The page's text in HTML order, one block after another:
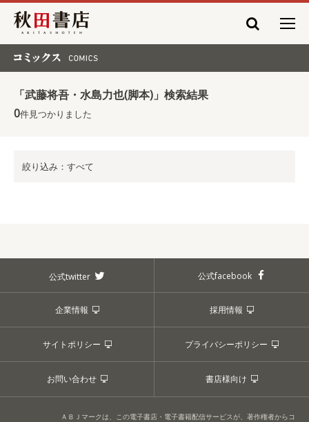
秋田書店
「武藤将吾・水島力也(脚本)」検索結果
0件見つかりました
絞り込み：すべて
公式twitter 公式facebook
企業情報 採用情報
サイトポリシー プライバシーポリシー
お問い合わせ 書店様向け
ＡＢＪマークは、この電子書店・電子書籍配信サービスが、著作権者からコ